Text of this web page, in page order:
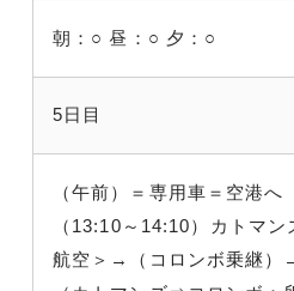
朝：○ 昼：○ 夕：○
5日目
（午前）＝専用車＝空港へ
（13:10～14:10）カトマ
航空＞→（コロンボ乗継）